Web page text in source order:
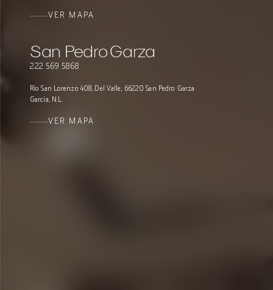
VER MAPA
San Pedro Garza
222 569 5868
Río San Lorenzo 408, Del Valle, 66220 San Pedro Garza
García, N.L.
VER MAPA